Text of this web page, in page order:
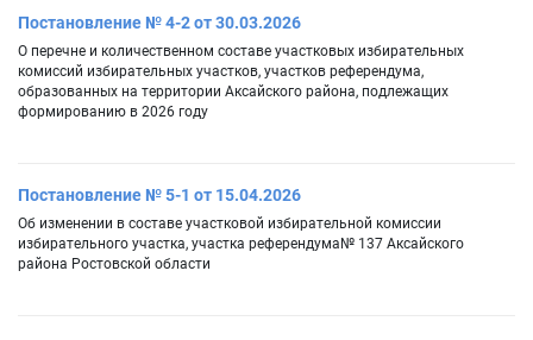
Постановление № 4-2 от 30.03.2026
О перечне и количественном составе участковых избирательных
комиссий избирательных участков, участков референдума,
образованных на территории Аксайского района, подлежащих
формированию в 2026 году
Постановление № 5-1 от 15.04.2026
Об изменении в составе участковой избирательной комиссии
избирательного участка, участка референдума№ 137 Аксайского
района Ростовской области